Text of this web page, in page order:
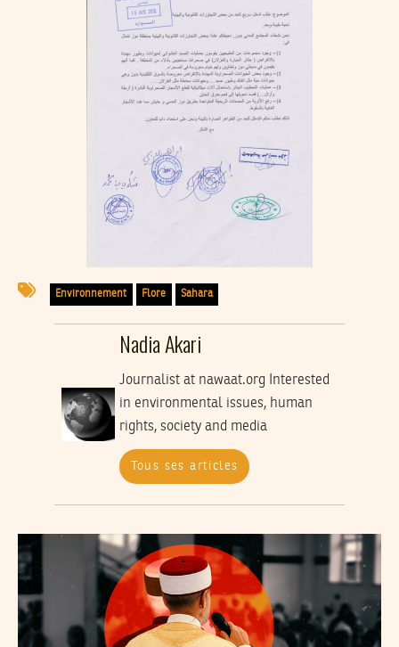
Environnement Flore Sahara
Nadia Akari
Journalist at nawaat.org Interested
in environmental issues, human
rights, society and media
Tous ses articles